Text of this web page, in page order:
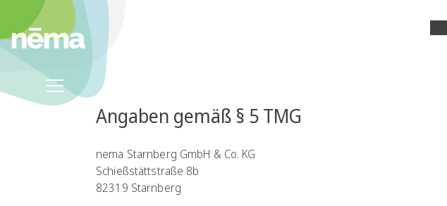
Angaben gemäß § 5 TMG
nema Starnberg GmbH & Co. KG
Schießstättstraße 8b
82319 Starnberg